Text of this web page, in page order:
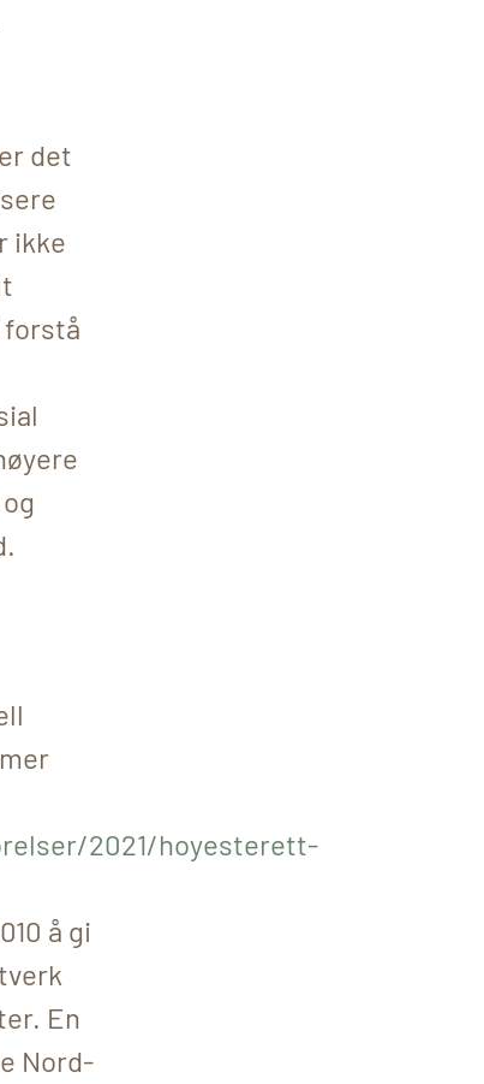
det
ikke
forstå
2021/hoyesterett-
å gi
En
Nord-